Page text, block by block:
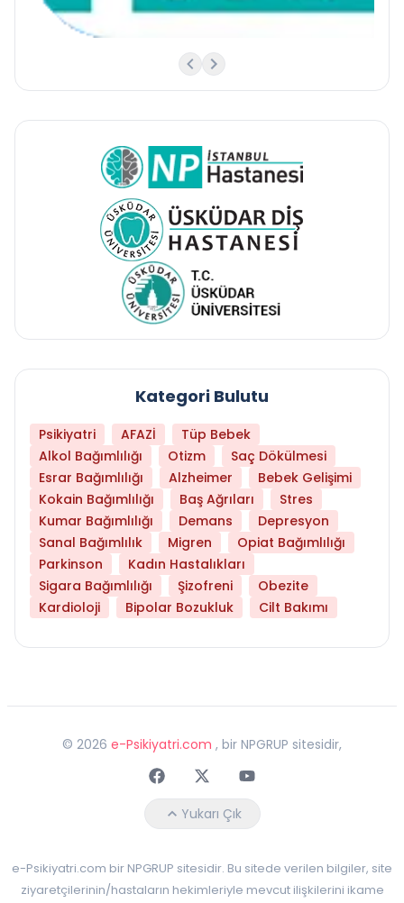
Kategori Bulutu
Psikiyatri AFAZİ
Tüp Bebek
Alkol Bağımlılığı
Otizm
Saç Dökülmesi
Esrar Bağımlılığı
Alzheimer
Bebek Gelişimi
Kokain Bağımlılığı
Baş Ağrıları
Stres
Kumar Bağımlılığı
Demans
Depresyon
Sanal Bağımlılık
Migren
Opiat Bağımlılığı
Parkinson
Kadın Hastalıkları
Sigara Bağımlılığı
Şizofreni
Obezite
Kardioloji
Bipolar Bozukluk Cilt Bakımı
© 2026 e-Psikiyatri.com , bir NPGRUP sitesidir,
FaceebokTwitterYoutube
Yukarı Çık
e-Psikiyatri.com bir NPGRUP sitesidir. Bu sitede verilen bilgiler, site
ziyaretçilerinin/hastaların hekimleriyle mevcut ilişkilerini ikame